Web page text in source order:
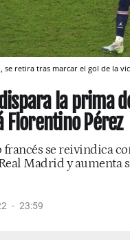
se retira tras marcar el gol de la
la prima
Florentino Pérez
francés se reivindica
Madrid y aumenta
23:59